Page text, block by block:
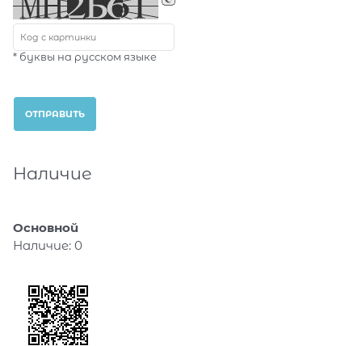
* буквы на русском языке
Наличие
Основной
Наличие: 0